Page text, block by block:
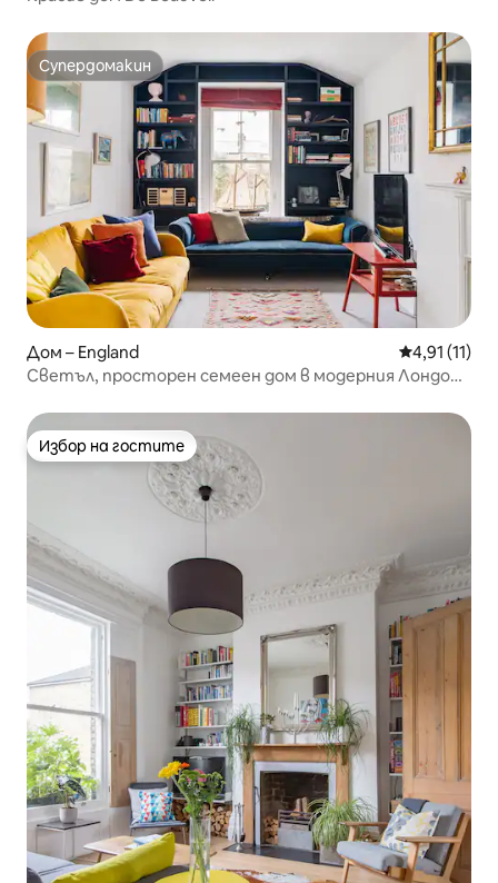
Супердомакин
Супердомакин
Дом – England Средна
4,91 (11)
Светъл, просторен семеен дом в модерния Лондон
Избор на гостите
Избор на гостите